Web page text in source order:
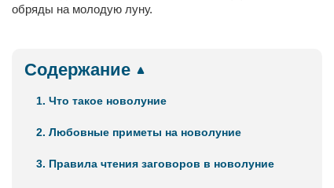
обряды на молодую луну.
Содержание
1. Что такое новолуние
2. Любовные приметы на новолуние
3. Правила чтения заговоров в новолуние